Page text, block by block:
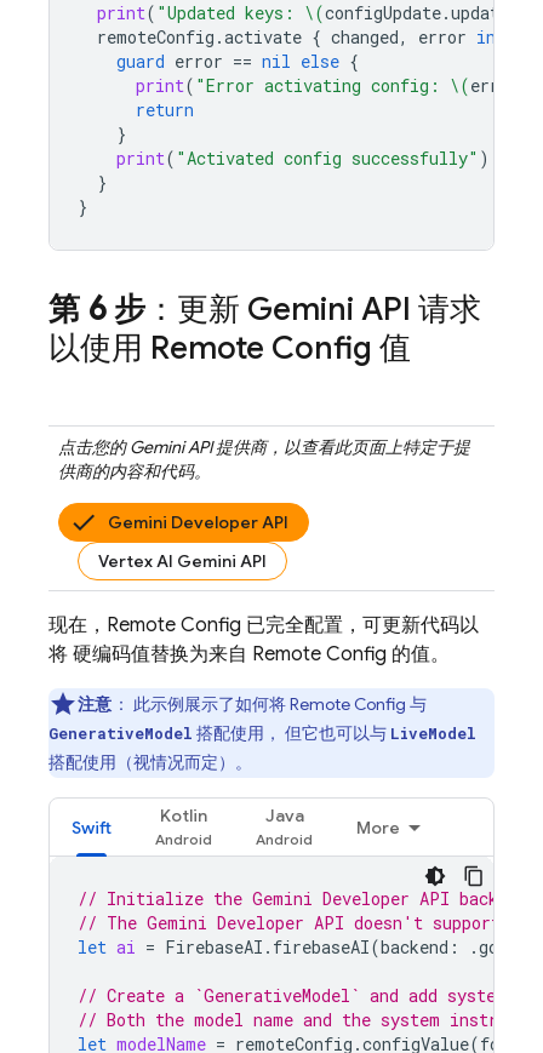
print( "Updated keys: \(configUpdate.
remoteConfig .activate { changed, error in
guard error == nil else {
print( "Error activating config: \(error
return
}
print( "Activated config successfully" )
}
}
第 6 步 ：更新 Gemini API 请求
以使用 Remote Config 值
点击您的Gemini API提供商，以查看此页面上特定于提
供商的内容和代码。
Gemini Developer API
Vertex AI Gemini API
现在， Remote Config 已完全配置，可更新代码以
将 硬编码值替换为来自 Remote Config 的值。
注意 ： 此示例展示了如何将Remote Config 与
GenerativeModel 搭配使用， 但它也可以与 LiveModel
搭配使用（视情况而定）。
Swift
Kotlin Java
More
// Initialize the Gemini Developer API backend
// The Gemini Developer API doesn't support
let ai = FirebaseAI . firebaseAI(backend : .
// Create a `GenerativeModel` and add
// Both the model name and the system
let modelName = remoteConfig .configValue(forKey